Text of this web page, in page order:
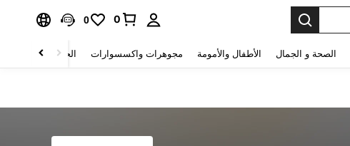
0
0
الصحة و الجمال الأطفال والأمومة مجوهرات واكسسوارات الحقائب والأمتعة